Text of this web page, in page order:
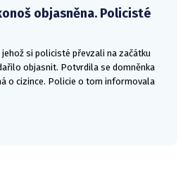
objasněna. Policisté
jehož si policisté převzali na začátku
objasnit. Potvrdila se domněnka
o cizince. Policie o tom informovala